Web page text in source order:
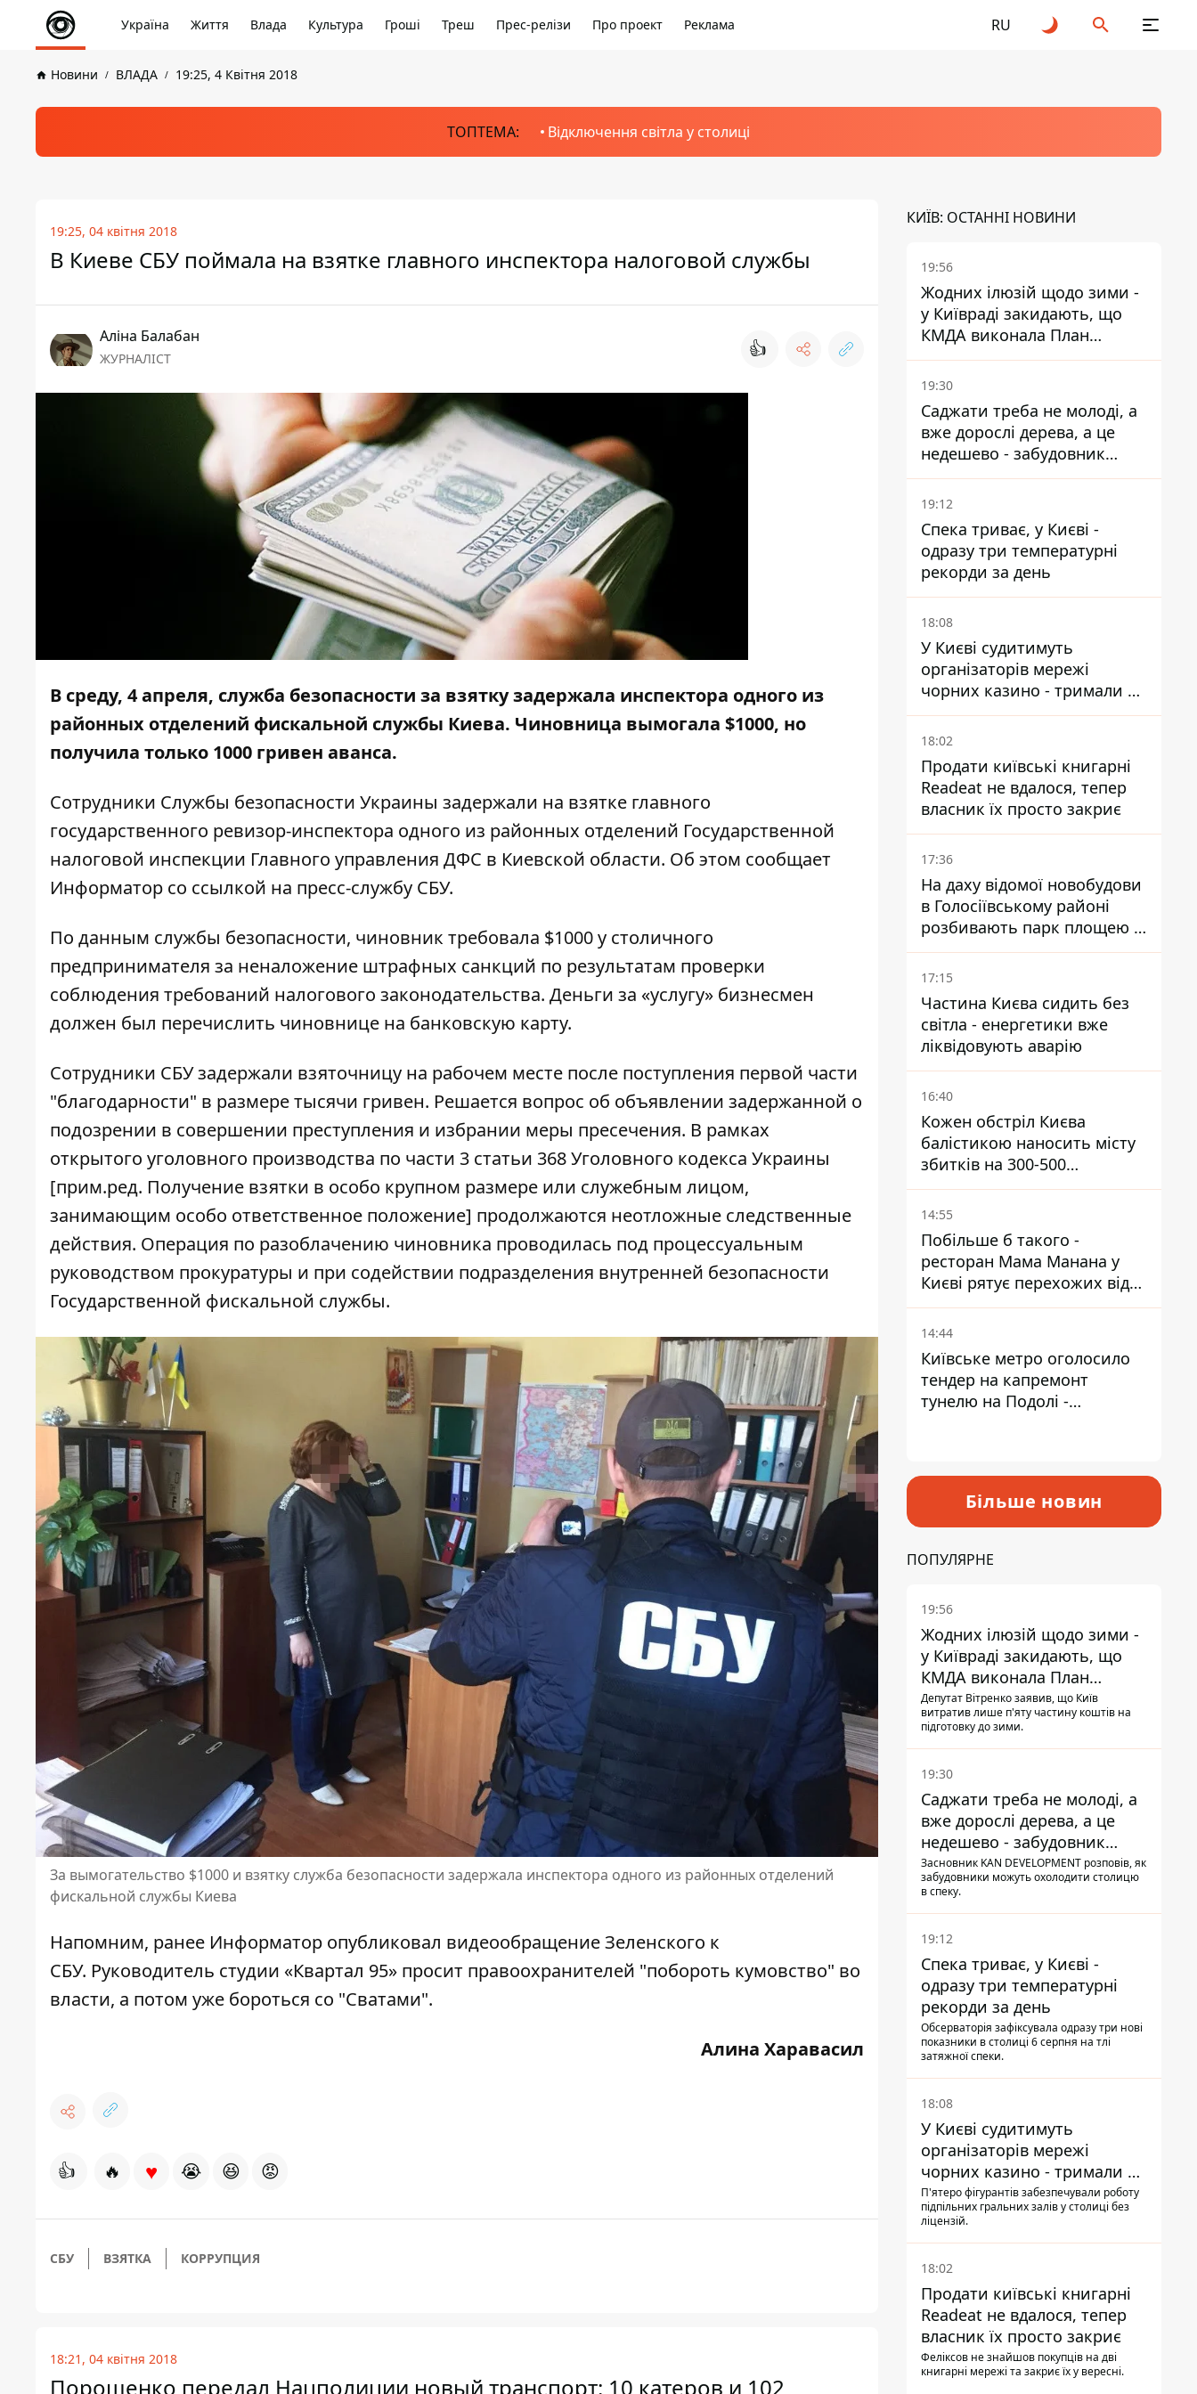
Україна Життя Влада Культура Гроші Треш Прес-релізи Про проект Реклама RU
Новини ВЛАДА 19:25, 4 Квітня 2018
ТОПТЕМА: Відключення світла у столиці
19:25, 04 квітня 2018
В Киеве СБУ поймала на взятке главного инспектора налоговой службы
Аліна Балабан
ЖУРНАЛІСТ 👍
В среду, 4 апреля, служба безопасности за взятку задержала инспектора одного из
районных отделений фискальной службы Киева. Чиновница вымогала $1000, но
получила только 1000 гривен аванса.
Сотрудники Службы безопасности Украины задержали на взятке главного
государственного ревизор-инспектора одного из районных отделений Государственной
налоговой инспекции Главного управления ДФС в Киевской области. Об этом сообщает
Информатор со ссылкой на пресс-службу СБУ.
По данным службы безопасности, чиновник требовала $1000 у столичного
предпринимателя за неналожение штрафных санкций по результатам проверки
соблюдения требований налогового законодательства. Деньги за «услугу» бизнесмен
должен был перечислить чиновнице на банковскую карту.
Сотрудники СБУ задержали взяточницу на рабочем месте после поступления первой части
"благодарности" в размере тысячи гривен. Решается вопрос об объявлении задержанной о
подозрении в совершении преступления и избрании меры пресечения. В рамках
открытого уголовного производства по части 3 статьи 368 Уголовного кодекса Украины
[прим.ред. Получение взятки в особо крупном размере или служебным лицом,
занимающим особо ответственное положение] продолжаются неотложные следственные
действия. Операция по разоблачению чиновника проводилась под процессуальным
руководством прокуратуры и при содействии подразделения внутренней безопасности
Государственной фискальной службы.
За вымогательство $1000 и взятку служба безопасности задержала инспектора одного из районных отделений
фискальной службы Киева
Напомним, ранее Информатор опубликовал видеообращение Зеленского к
СБУ. Руководитель студии «Квартал 95» просит правоохранителей "побороть кумовство" во
власти, а потом уже бороться со "Сватами".
Алина Харавасил
👍 🔥 ♥ 😭 😆 😡
СБУ ВЗЯТКА КОРРУПЦИЯ
18:21, 04 квітня 2018
Порошенко передал Нацполиции новый транспорт: 10 катеров и 102
КИЇВ: ОСТАННІ НОВИНИ
19:56
Жодних ілюзій щодо зими -
у Київраді закидають, що
КМДА виконала План
стійкості на 20%
19:30
Саджати треба не молоді, а
вже дорослі дерева, а це
недешево - забудовник
Ніконов
19:12
Спека триває, у Києві -
одразу три температурні
рекорди за день
18:08
У Києві судитимуть
організаторів мережі
чорних казино - тримали 39
закладів
18:02
Продати київські книгарні
Readeat не вдалося, тепер
власник їх просто закриє
17:36
На даху відомої новобудови
в Голосіївському районі
розбивають парк площею в
гектар
17:15
Частина Києва сидить без
світла - енергетики вже
ліквідовують аварію
16:40
Кожен обстріл Києва
балістикою наносить місту
збитків на 300-500
мільйонів - Петро
Пантелеєв
14:55
Побільше б такого -
ресторан Мама Манана у
Києві рятує перехожих від
спеки
14:44
Київське метро оголосило
тендер на капремонт
тунелю на Подолі -
Більше новин
ПОПУЛЯРНЕ
19:56
Жодних ілюзій щодо зими -
у Київраді закидають, що
КМДА виконала План
стійкості на 20%
Депутат Вітренко заявив, що Київ
витратив лише п'яту частину коштів на
підготовку до зими.
19:30
Саджати треба не молоді, а
вже дорослі дерева, а це
недешево - забудовник
Ніконов
Засновник KAN DEVELOPMENT розповів, як
забудовники можуть охолодити столицю
в спеку.
19:12
Спека триває, у Києві -
одразу три температурні
рекорди за день
Обсерваторія зафіксувала одразу три нові
показники в столиці 6 серпня на тлі
затяжної спеки.
18:08
У Києві судитимуть
організаторів мережі
чорних казино - тримали 39
закладів
П'ятеро фігурантів забезпечували роботу
підпільних гральних залів у столиці без
ліцензій.
18:02
Продати київські книгарні
Readeat не вдалося, тепер
власник їх просто закриє
Феліксов не знайшов покупців на дві
книгарні мережі та закриє їх у вересні.